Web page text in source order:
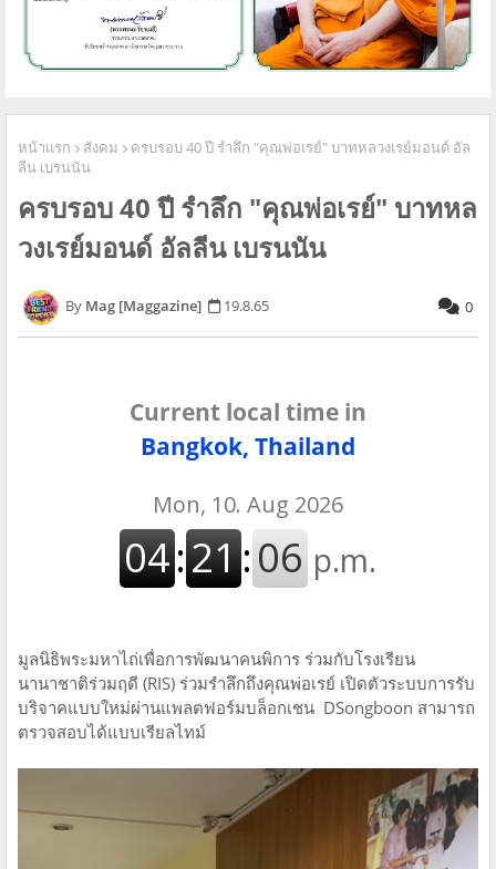
หน้าแรก สังคม
ครบรอบ 40 ปี รำลึก "คุณพ่อเรย์" บาทหลวงเรย์มอนด์ อัล
ลีน เบรนนัน
ครบรอบ 40 ปี รำลึก "คุณพ่อเรย์" บาทหล
วงเรย์มอนด์ อัลลีน เบรนนัน
Mag [Maggazine] 19.8.65 0
Current local time in
Bangkok, Thailand
มูลนิธิพระมหาไถ่เพื่อการพัฒนาคนพิการ ร่วมกับโรงเรียน
นานาชาติร่วมฤดี (RIS) ร่วมรำลึกถึงคุณพ่อเรย์ เปิดตัวระบบการรับ
บริจาคแบบใหม่ผ่านแพลตฟอร์มบล็อกเชน DSongboon สามารถ
ตรวจสอบได้แบบเรียลไทม์